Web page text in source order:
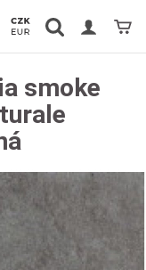
Vyhledávání Košík
smoke